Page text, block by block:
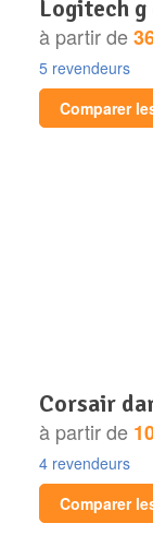
logitech
à partir de
5 revendeurs
Comparer
corsair
à partir de
4 revendeurs
Comparer